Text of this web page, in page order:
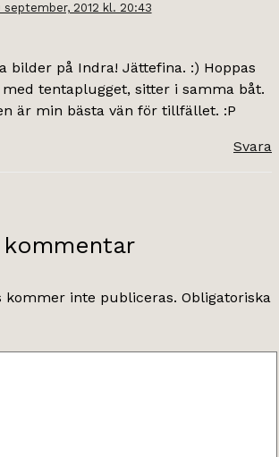
september, 2012 kl. 20:43
bilder på Indra! Jättefina. :) Hoppas
tentaplugget, sitter i samma båt.
är min bästa vän för tillfället. :P
Svara
kommentar
kommer inte publiceras. Obligatoriska